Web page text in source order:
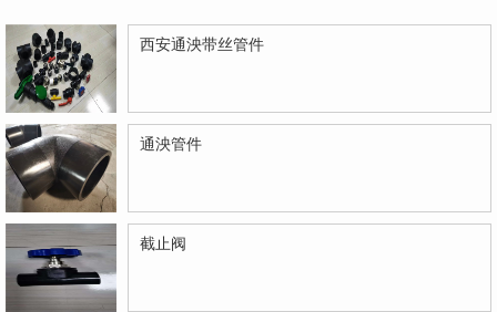
西安通泱带丝管件
通泱管件
截止阀